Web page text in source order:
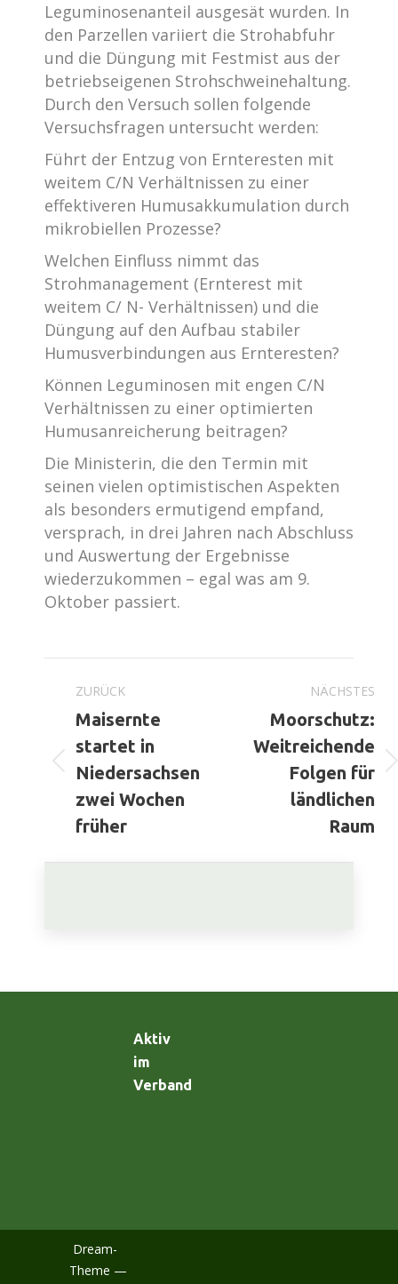
Leguminosenanteil ausgesät wurden. In
den Parzellen variiert die Strohabfuhr
und die Düngung mit Festmist aus der
betriebseigenen Strohschweinehaltung.
Durch den Versuch sollen folgende
Versuchsfragen untersucht werden:
Führt der Entzug von Ernteresten mit
weitem C/N Verhältnissen zu einer
effektiveren Humusakkumulation durch
mikrobiellen Prozesse?
Welchen Einfluss nimmt das
Strohmanagement (Ernterest mit
weitem C/ N- Verhältnissen) und die
Düngung auf den Aufbau stabiler
Humusverbindungen aus Ernteresten?
Können Leguminosen mit engen C/N
Verhältnissen zu einer optimierten
Humusanreicherung beitragen?
Die Ministerin, die den Termin mit
seinen vielen optimistischen Aspekten
als besonders ermutigend empfand,
versprach, in drei Jahren nach Abschluss
und Auswertung der Ergebnisse
wiederzukommen – egal was am 9.
Oktober passiert.
ZURÜCK
Vorheriger
Beitrag:
Maisernte
startet in
Niedersachsen
zwei Wochen
früher
NÄCHSTES
Nächster
Beitrag:
Moorschutz:
Weitreichende
Folgen für
ländlichen
Raum
Aktiv
im
Verband
Dream-
Theme —